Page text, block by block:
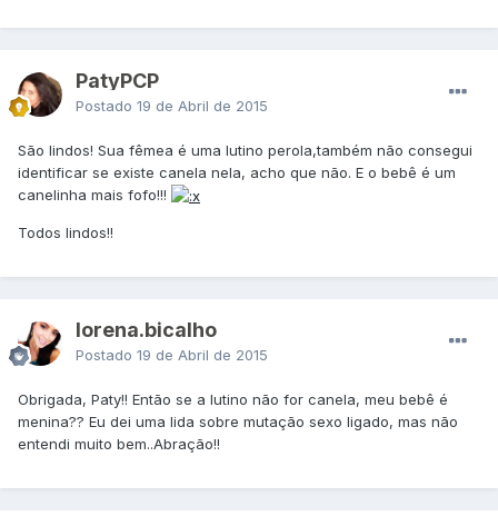
PatyPCP
Postado 19 de Abril de 2015
São lindos! Sua fêmea é uma lutino perola,também não consegui
identificar se existe canela nela, acho que não. E o bebê é um
canelinha mais fofo!!!
Todos lindos!!
lorena.bicalho
Postado 19 de Abril de 2015
Obrigada, Paty!! Então se a lutino não for canela, meu bebê é
menina?? Eu dei uma lida sobre mutação sexo ligado, mas não
entendi muito bem..Abração!!